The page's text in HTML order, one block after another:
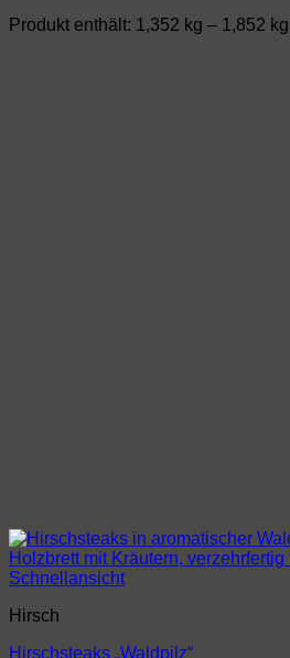
auf.
Produkt enthält: 1,352 kg – 1,852 kg
Schnellansicht
Hirsch
Hirschsteaks „Waldpilz“